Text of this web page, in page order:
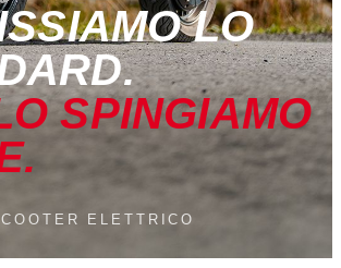
LO
SPINGIAMO
ELETTRICO